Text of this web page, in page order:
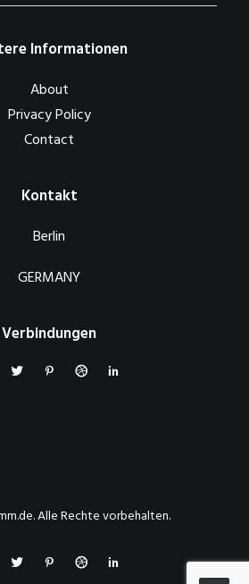
Informationen
About
Privacy Policy
Contact
Kontakt
Berlin
GERMANY
Verbindungen
Alle Rechte vorbehalten.